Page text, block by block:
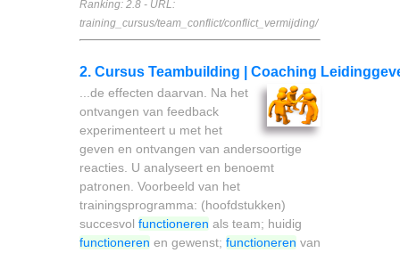
Ranking: 2.8 - URL:
training_cursus/team_conflict/conflict_vermijding/
2. Cursus Teambuilding | Coaching
...de effecten daarvan. Na het
ontvangen van feedback
experimenteert u met het
geven en ontvangen van andersoortige
reacties. U analyseert en benoemt
patronen. Voorbeeld van het
trainingsprogramma: (hoofdstukken)
succesvol functioneren als team; huidig
functioneren en gewenst; functioneren van